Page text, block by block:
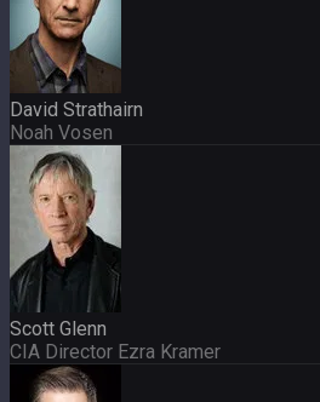
David Strathairn
Noah Vosen
Scott Glenn
CIA Director Ezra Kramer